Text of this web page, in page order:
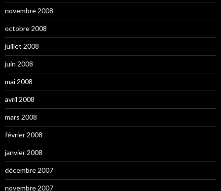
novembre 2008
octobre 2008
juillet 2008
juin 2008
mai 2008
avril 2008
mars 2008
février 2008
janvier 2008
décembre 2007
novembre 2007